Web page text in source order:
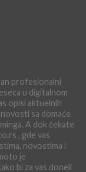
profesionalni
u digitalnom
opisi aktuelnih
sa domaće
A dok čekate
, gde vas
novostima i
je
bi za vas doneli